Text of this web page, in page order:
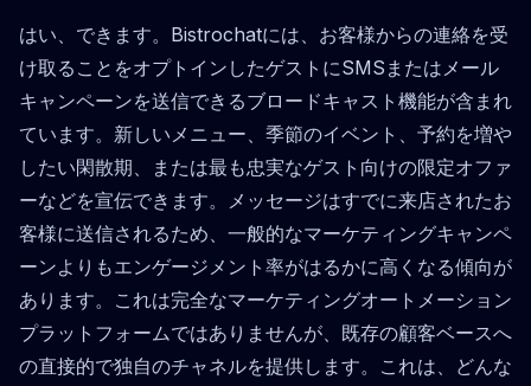
はい、できます。Bistrochatには、お客様からの連絡を受
け取ることをオプトインしたゲストにSMSまたはメール
キャンペーンを送信できるブロードキャスト機能が含まれ
ています。新しいメニュー、季節のイベント、予約を増や
したい閑散期、または最も忠実なゲスト向けの限定オファ
ーなどを宣伝できます。メッセージはすでに来店されたお
客様に送信されるため、一般的なマーケティングキャンペ
ーンよりもエンゲージメント率がはるかに高くなる傾向が
あります。これは完全なマーケティングオートメーション
プラットフォームではありませんが、既存の顧客ベースへ
の直接的で独自のチャネルを提供します。これは、どんな